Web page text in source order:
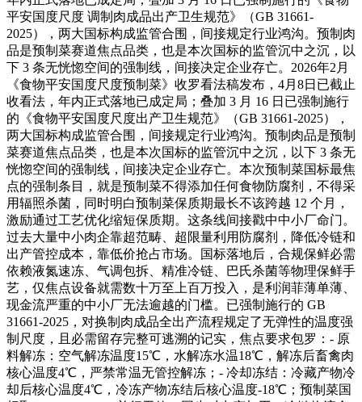
平安国度尺度 调制肉成品出产卫生规范》（GB 31661-
2025），两大国标构成监管合围，间接规定行业鸿沟。预制肉
品是预制菜赛道焦点品类，也是本次国标的监管沉中之沉，以
下 3 条无恍惚空间的强制线，间接决定企业存亡。2026年2月
《食物平安国度尺度预制菜》收罗看法稿发布，4月8日已截止
收看法，年内正式落地已成定局；叠加 3 月 16 日已强制施行
的《食物平安国度尺度出产卫生规范》（GB 31661-2025），
两大国标构成监管合围，间接规定行业鸿沟。预制肉品是预制
菜赛道焦点品类，也是本次国标的监管沉中之沉，以下 3 条无
恍惚空间的强制线，间接决定企业存亡。本次预制菜国标最焦
点的强制条目，就是预制菜不得添加任何食物防腐剂，不得采
用辐照杀菌，同时明白预制菜保质期最长不该跨越 12 个月，
激励通过工艺优化缩短保质期。这条线间接戳中中小厂命门。
过去大量中小肉企靠超范畴、超限量利用防腐剂，降低冷链和
出产管控成本，靠低价抢占市场。国标落地后，合规保鲜必需
依赖液氮速冻、气调包拆、精准冷链、巴氏杀菌等物理保鲜手
艺，仅焦点设备就需数十万至上百万投入，是利润菲薄单薄、
现金流严重的中小厂无法逾越的门槛。已强制施行的 GB
31661-2025，对换制肉成品全出产流程规定了无弹性的温度强
制尺度，且必需留存完整可逃溯的记实，焦点要求包罗：- 原
料解冻：空气解冻温度15℃，水解冻水温18℃，解冻后畜禽肉
核心温度4℃，严禁常温无管控解冻；- 冷却冻结：冷藏产物冷
却后核心温度4℃，冷冻产物冻结后核心温度-18℃；预制菜国